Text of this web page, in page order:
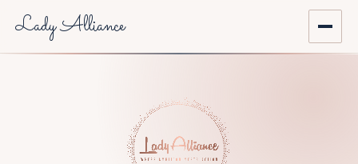
Lady Alliance